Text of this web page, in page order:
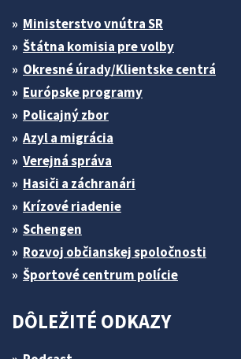
Ministerstvo vnútra SR
Štátna komisia pre volby
Okresné úrady/Klientske centrá
Európske programy
Policajný zbor
Azyl a migrácia
Verejná správa
Hasiči a záchranári
Krízové riadenie
Schengen
Rozvoj občianskej spoločnosti
Športové centrum polície
DÔLEŽITÉ ODKAZY